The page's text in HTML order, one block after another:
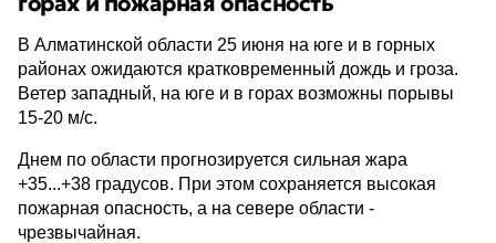
В Алматинской области 25 июня на юге и в горных
районах ожидаются кратковременный дождь и гроза.
Ветер западный, на юге и в горах возможны порывы
15-20 м/с.
Днем по области прогнозируется сильная жара
+35...+38 градусов. При этом сохраняется высокая
пожарная опасность, а на севере области -
чрезвычайная.